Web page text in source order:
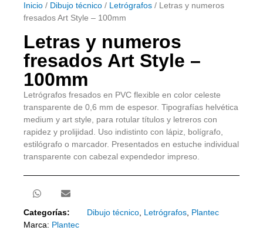
Inicio / Dibujo técnico / Letrógrafos / Letras y numeros
fresados Art Style – 100mm
Letras y numeros
fresados Art Style –
100mm
Letrógrafos fresados en PVC flexible en color celeste
transparente de 0,6 mm de espesor. Tipografías helvética
medium y art style, para rotular títulos y letreros con
rapidez y prolijidad. Uso indistinto con lápiz, bolígrafo,
estilógrafo o marcador. Presentados en estuche individual
transparente con cabezal expendedor impreso.
Categorías: Dibujo técnico, Letrógrafos, Plantec
Marca: Plantec